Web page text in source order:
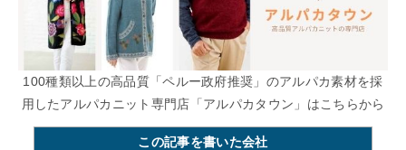
100種類以上の高品質「ペルー政府推奨」のアルパカ素材を採
用したアルパカニット専門店「アルパカタウン」はこちらから
この記事を書いた会社